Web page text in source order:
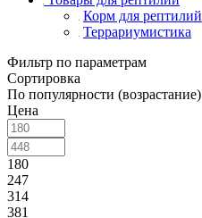
Корм для рептилий
Террариумистика
Фильтр по параметрам
Сортировка
По популярности (возрастание)
Цена
180
247
314
381